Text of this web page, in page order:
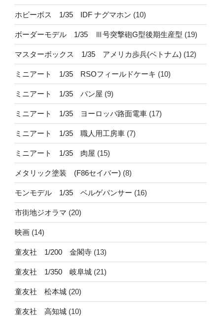
ホビーボス 1/35 IDF ナグマホン (10)
ボーダーモデル 1/35 Ⅲ号突撃砲G型後期生産型 (19)
マスターボックス 1/35 アメリカ歩兵(ベトナム) (12)
ミニアート 1/35 RSOフィールドケーキ (10)
ミニアート 1/35 パン屋 (9)
ミニアート 1/35 ヨーロッパ路面電車 (17)
ミニアート 1/35 職人用工房車 (7)
ミニアート 1/35 肉屋 (15)
メタリック塗装 (F86セイバー) (8)
モンモデル 1/35 ベルゲパンサー (16)
市街地ジオラマ (20)
映画 (14)
童友社 1/200 金閣寺 (13)
童友社 1/350 岐阜城 (21)
童友社 松本城 (20)
童友社 高知城 (10)